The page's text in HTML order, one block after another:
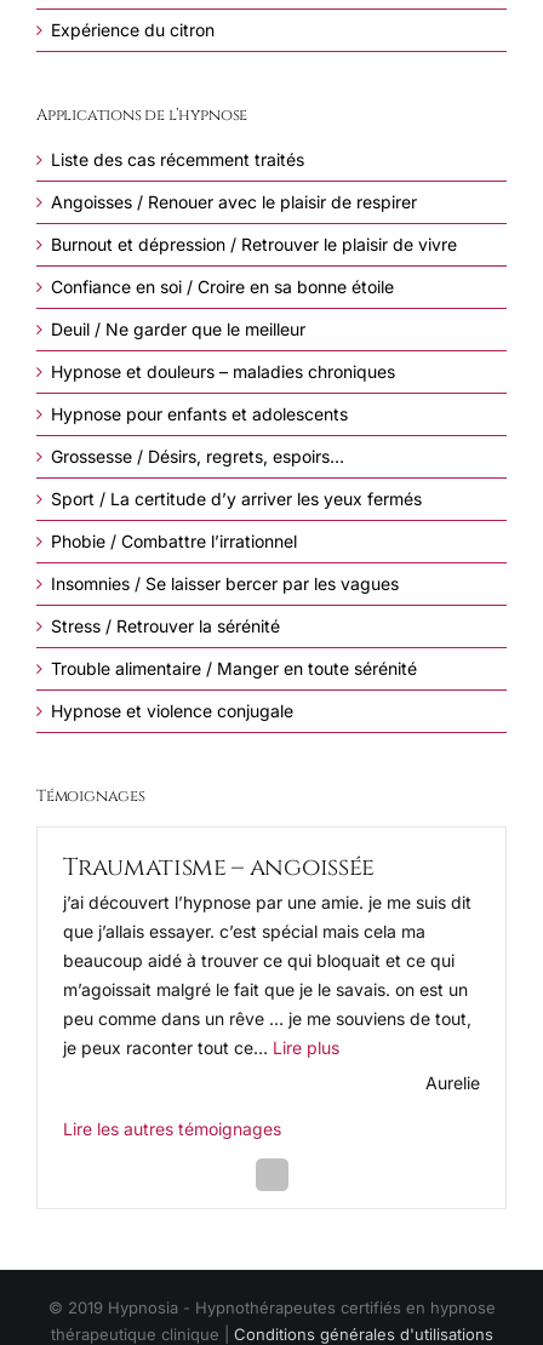
Expérience du citron
Applications de l’hypnose
Liste des cas récemment traités
Angoisses / Renouer avec le plaisir de respirer
Burnout et dépression / Retrouver le plaisir de vivre
Confiance en soi / Croire en sa bonne étoile
Deuil / Ne garder que le meilleur
Hypnose et douleurs – maladies chroniques
Hypnose pour enfants et adolescents
Grossesse / Désirs, regrets, espoirs…
Sport / La certitude d’y arriver les yeux fermés
Phobie / Combattre l’irrationnel
Insomnies / Se laisser bercer par les vagues
Stress / Retrouver la sérénité
Trouble alimentaire / Manger en toute sérénité
Hypnose et violence conjugale
Témoignages
Traumatisme – angoissée
j’ai découvert l’hypnose par une amie. je me suis dit
que j’allais essayer. c’est spécial mais cela ma
beaucoup aidé à trouver ce qui bloquait et ce qui
m’agoissait malgré le fait que je le savais. on est un
peu comme dans un rêve … je me souviens de tout,
je peux raconter tout ce… Lire plus« Traumatisme –
Aurelie
Lire les autres témoignages
Slide
© 2019 Hypnosia - Hypnothérapeutes certifiés en hypnose
thérapeutique clinique | Conditions générales d'utilisations